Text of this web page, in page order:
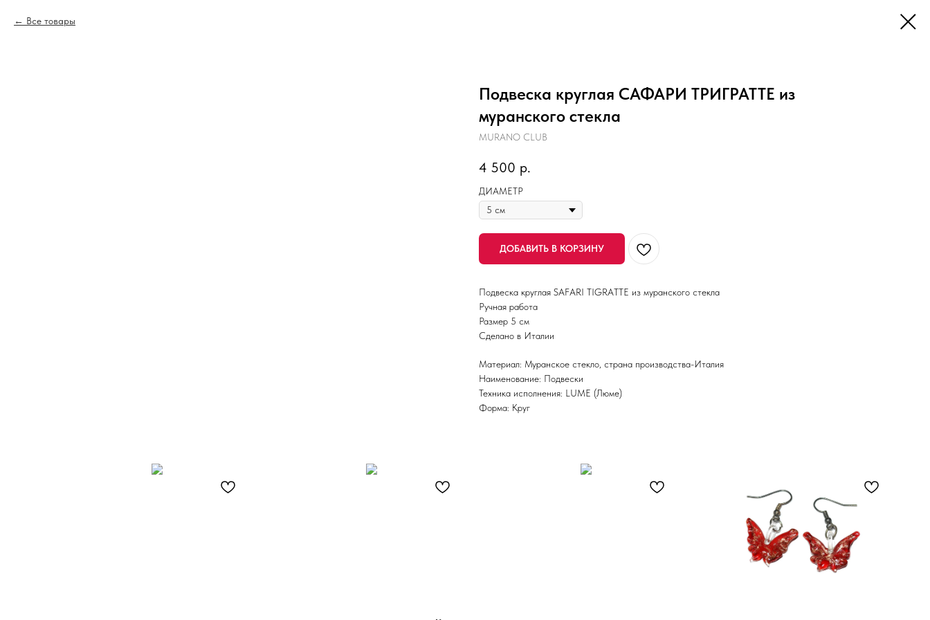
Все товары
Подвеска круглая САФАРИ ТРИГРАТТЕ из
муранского стекла
MURANO CLUB
4 500 р.
ДИАМЕТР
ДОБАВИТЬ В КОРЗИНУ
Подвеска круглая SAFARI TIGRATTE из муранского стекла
Ручная работа
Размер 5 см
Сделано в Италии
Материал: Муранское стекло, страна производства-Италия
Наименование: Подвески
Техника исполнения: LUME (Люме)
Форма: Круг